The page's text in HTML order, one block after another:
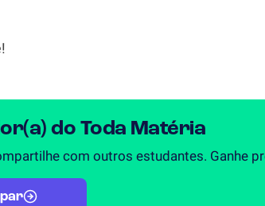
do Toda Matéria
com outros estudantes. Ganhe